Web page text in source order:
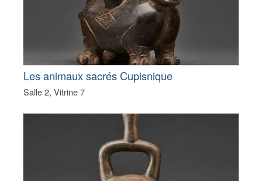
Les animaux sacrés Cupisnique
Salle 2, Vitrine 7